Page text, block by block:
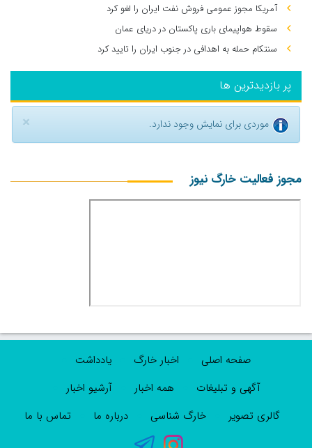
آمریکا مجوز عمومی فروش نفت ایران را لغو کرد
سقوط هواپیمای باری پاکستان در دریای عمان
سنتکام حمله به اهدافی در جنوب ایران را تایید کرد
پر بازدیدترین ها
× موردی برای نمایش وجود ندارد.
مجوز فعالیت خارگ نیوز
صفحه اصلی اخبار خارگ
یادداشت
آگهی و تبلیغات
همه اخبار
آرشیو اخبار
گالری تصویر
خارگ شناسی درباره ما تماس با ما